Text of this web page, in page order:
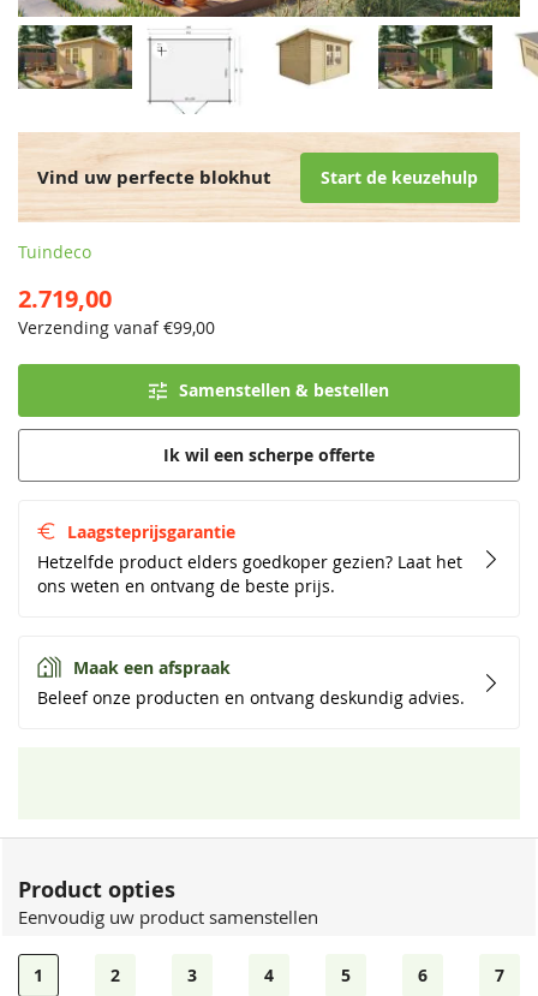
Vind uw perfecte blokhut Start de keuzehulp
Tuindeco
2.719,00
Verzending vanaf €99,00
Laagsteprijsgarantie
Hetzelfde product elders goedkoper gezien? Laat het
ons weten en ontvang de beste prijs.
Maak een afspraak
Beleef onze producten en ontvang deskundig advies.
Samenstellen & bestellen
Ik wil een scherpe offerte
Product opties
Eenvoudig uw product samenstellen
1 2 3 4 5 6 7